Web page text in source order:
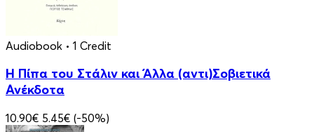
Audiobook • 1 Credit
Η Πίπα του Στάλιν και Άλλα (αντι)Σοβιετικά
Ανέκδοτα
10.90€ 5.45€ (-50%)